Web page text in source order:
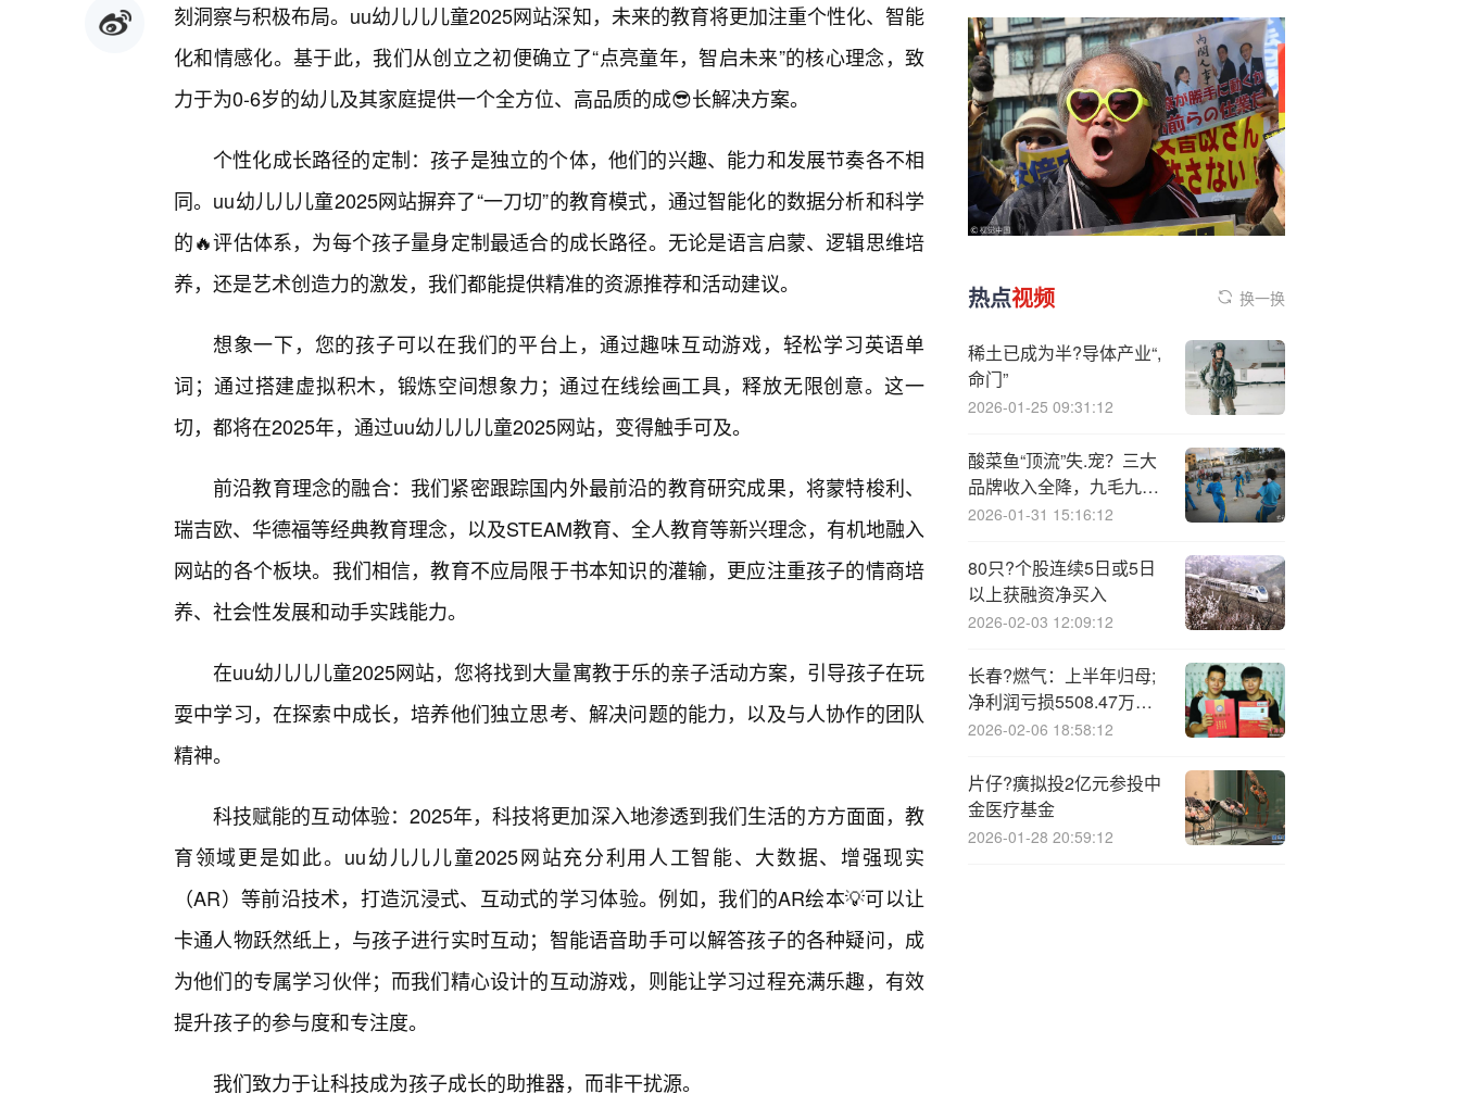
刻洞察与积极布局。uu幼儿儿儿童2025网站深知，未来的教育将更加注重个性化、智能
化和情感化。基于此，我们从创立之初便确立了“点亮童年，智启未来”的核心理念，致
力于为0-6岁的幼儿及其家庭提供一个全方位、高品质的成😎长解决方案。
个性化成长路径的定制：孩子是独立的个体，他们的兴趣、能力和发展节奏各不相
同。uu幼儿儿儿童2025网站摒弃了“一刀切”的教育模式，通过智能化的数据分析和科学
的🔥评估体系，为每个孩子量身定制最适合的成长路径。无论是语言启蒙、逻辑思维培
养，还是艺术创造力的激发，我们都能提供精准的资源推荐和活动建议。
想象一下，您的孩子可以在我们的平台上，通过趣味互动游戏，轻松学习英语单
词；通过搭建虚拟积木，锻炼空间想象力；通过在线绘画工具，释放无限创意。这一
切，都将在2025年，通过uu幼儿儿儿童2025网站，变得触手可及。
前沿教育理念的融合：我们紧密跟踪国内外最前沿的教育研究成果，将蒙特梭利、
瑞吉欧、华德福等经典教育理念，以及STEAM教育、全人教育等新兴理念，有机地融入
网站的各个板块。我们相信，教育不应局限于书本知识的灌输，更应注重孩子的情商培
养、社会性发展和动手实践能力。
在uu幼儿儿儿童2025网站，您将找到大量寓教于乐的亲子活动方案，引导孩子在玩
耍中学习，在探索中成长，培养他们独立思考、解决问题的能力，以及与人协作的团队
精神。
科技赋能的互动体验：2025年，科技将更加深入地渗透到我们生活的方方面面，教
育领域更是如此。uu幼儿儿儿童2025网站充分利用人工智能、大数据、增强现实
（AR）等前沿技术，打造沉浸式、互动式的学习体验。例如，我们的AR绘本💡可以让
卡通人物跃然纸上，与孩子进行实时互动；智能语音助手可以解答孩子的各种疑问，成
为他们的专属学习伙伴；而我们精心设计的互动游戏，则能让学习过程充满乐趣，有效
提升孩子的参与度和专注度。
我们致力于让科技成为孩子成长的助推器，而非干扰源。
热点视频 换一换
稀土已成为半?导体产业“,
命门”
2026-01-25 09:31:12
酸菜鱼“顶流”失.宠？三大
品牌收入全降，九毛九半
年关店88家
2026-01-31 15:16:12
80只?个股连续5日或5日
以上获融资净买入
2026-02-03 12:09:12
长春?燃气：上半年归母;
净利润亏损5508.47万
元，同比亏损扩大
2026-02-06 18:58:12
片仔?癀拟投2亿元参投中
金医疗基金
2026-01-28 20:59:12